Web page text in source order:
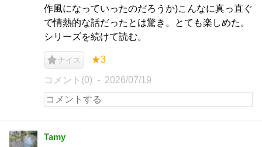
作風になっていったのだろうか)こんなに真っ直ぐ
で情熱的な話だったとは驚き。とても楽しめた。
シリーズを続けて読む。
ナイス ★3
コメント(0) 2026/07/19
Tamy